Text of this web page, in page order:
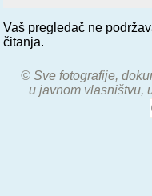
Vaš pregledač ne
čitanja.
© Sve fotografije,
u javnom vlasništvu,